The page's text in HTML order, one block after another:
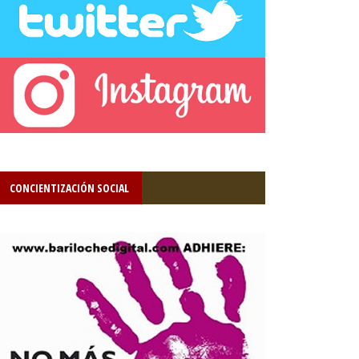
CONCIENTIZACIÓN SOCIAL